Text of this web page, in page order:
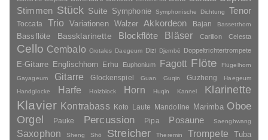
Stimmen Stück Suite Symphonie Symphonische Dichtung Tenor
Toccata Trio Variationen Walzer Akkordeon Bajan Bassetthorn
Bassflöte Bassklarinette Blockflöte Bläser Carillon Celesta
Cello Cembalo Crotales Daegeum Dizi Djembé Doppeltrichtertrompete
E-Gitarre Englischhorn Erhu Euphonium Fagott Flöte
Flügelhorn
Gayageum
Gitarre Glockenspiel Guan Guqin Guzheng
Haegeum
Handglocke
Harfe Holzblock Horn Huqin Kannel Klarinette
Klavier Kontrabass Koto Laute Mandoline Marimba Oboe
Orgel Pauke Percussion Pipa Posaune Saenghwang
Saxophon Sheng Shō Streicher Theremin Trompete
Tuba